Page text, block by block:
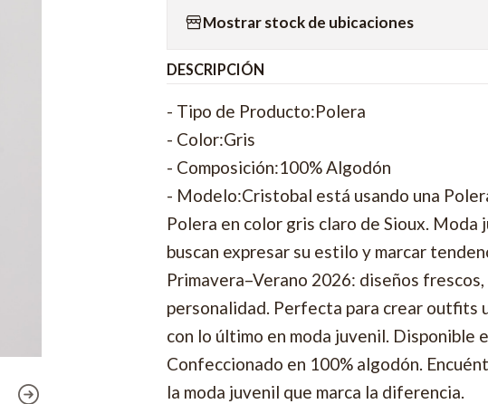
Mostrar stock de ubicaciones
DESCRIPCIÓN
- Tipo de Producto:Polera
- Color:Gris
- Composición:100% Algodón
- Modelo:Cristobal está usando una
Polera en color gris claro de Sioux. Moda
buscan expresar su estilo y marcar
Primavera–Verano 2026: diseños
personalidad. Perfecta para crear outfits
con lo último en moda juvenil. Disponible
Confeccionado en 100% algodón.
la moda juvenil que marca la diferencia.